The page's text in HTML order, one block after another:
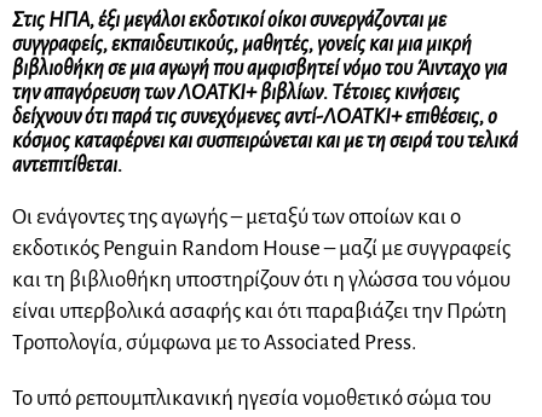
Στις ΗΠΑ, έξι μεγάλοι εκδοτικοί οίκοι συνεργάζονται με
συγγραφείς, εκπαιδευτικούς, μαθητές, γονείς και μια μικρή
βιβλιοθήκη σε μια αγωγή που αμφισβητεί νόμο του Άινταχο για
την απαγόρευση των ΛΟΑΤΚΙ+ βιβλίων. Τέτοιες κινήσεις
δείχνουν ότι παρά τις συνεχόμενες αντί-ΛΟΑΤΚΙ+ επιθέσεις, ο
κόσμος καταφέρνει και συσπειρώνεται και με τη σειρά του τελικά
αντεπιτίθεται.
Οι ενάγοντες της αγωγής – μεταξύ των οποίων και ο
εκδοτικός Penguin Random House – μαζί με συγγραφείς
και τη βιβλιοθήκη υποστηρίζουν ότι η γλώσσα του νόμου
είναι υπερβολικά ασαφής και ότι παραβιάζει την Πρώτη
Τροπολογία, σύμφωνα με το Associated Press.
Το υπό ρεπουμπλικανική ηγεσία νομοθετικό σώμα του